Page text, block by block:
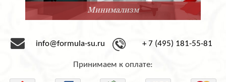
Минимализм
info@formula-su.ru + 7 (495) 181-55-81
Принимаем к оплате: